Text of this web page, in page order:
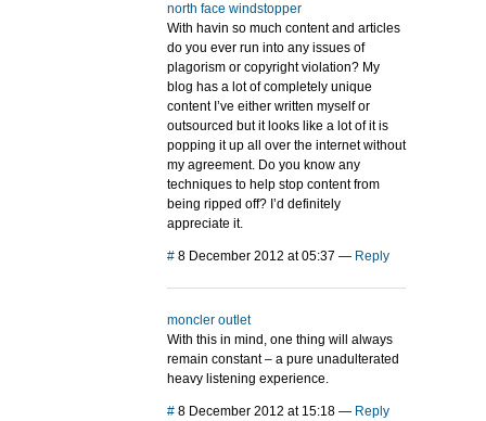
north face windstopper
With havin so much content and articles
do you ever run into any issues of
plagorism or copyright violation? My
blog has a lot of completely unique
content I’ve either written myself or
outsourced but it looks like a lot of it is
popping it up all over the internet without
my agreement. Do you know any
techniques to help stop content from
being ripped off? I’d definitely
appreciate it.
# 8 December 2012 at 05:37 — Reply
moncler outlet
With this in mind, one thing will always
remain constant – a pure unadulterated
heavy listening experience.
# 8 December 2012 at 15:18 — Reply